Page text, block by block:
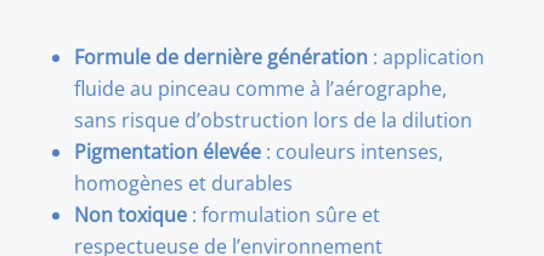
Formule de dernière génération: application
fluide au pinceau comme à l’aérographe,
sans risque d’obstruction lors de la dilution
Pigmentation élevée: couleurs intenses,
homogènes et durables
Non toxique: formulation sûre et
respectueuse de l’environnement